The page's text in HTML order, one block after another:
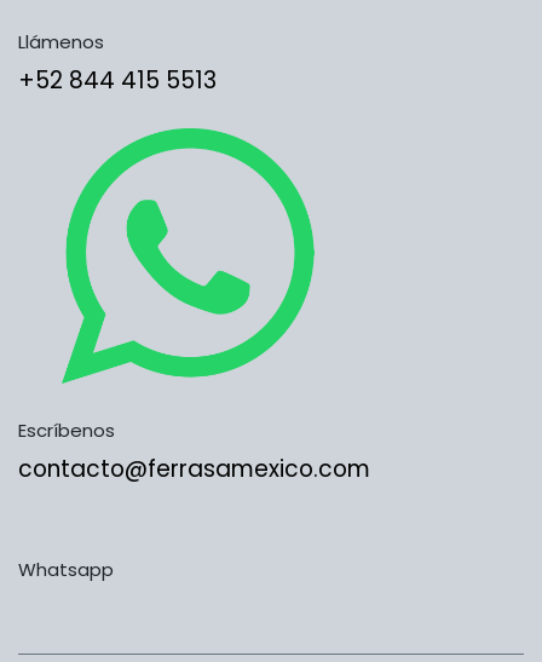
Llámenos
​​​​​​​​​​​​+5​2​ ​8​4​4​ ​4​1​5​ 5​5​1​3​​​​​​​​​​​​​​
Escríbenos
contacto@ferrasamexico.com
Whatsapp